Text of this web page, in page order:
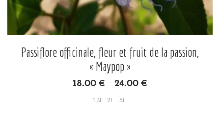
Passiflore officinale, fleur et fruit de la passion,
« Maypop »
18.00 € – 24.00 €
1,3L 2L 5L